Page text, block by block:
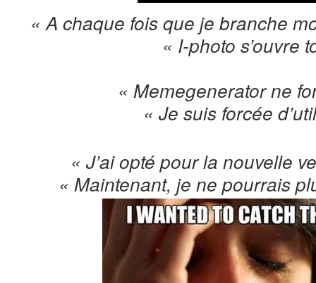
« A chaque fois que je branche
« I-photo s’ouvre
« Memegenerator ne
« Je suis forcée
« J’ai opté pour la nouvelle
« Maintenant, je ne pourrais